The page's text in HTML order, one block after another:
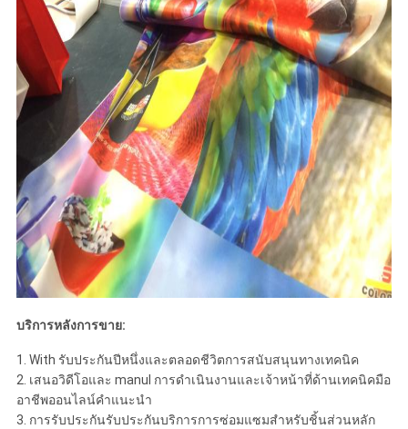
บริการหลังการขาย:
1. With รับประกันปีหนึ่งและตลอดชีวิตการสนับสนุนทางเทคนิค
2. เสนอวิดีโอและ manul การดำเนินงานและเจ้าหน้าที่ด้านเทคนิคมือ
อาชีพออนไลน์คำแนะนำ
3. การรับประกันรับประกันบริการการซ่อมแซมสำหรับชิ้นส่วนหลัก